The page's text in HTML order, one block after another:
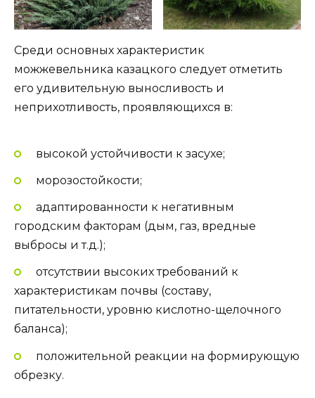
Среди основных характеристик
можжевельника казацкого следует отметить
его удивительную выносливость и
неприхотливость, проявляющихся в:
высокой устойчивости к засухе;
морозостойкости;
адаптированности к негативным
городским факторам (дым, газ, вредные
выбросы и т.д.);
отсутствии высоких требований к
характеристикам почвы (составу,
питательности, уровню кислотно-щелочного
баланса);
положительной реакции на формирующую
обрезку.